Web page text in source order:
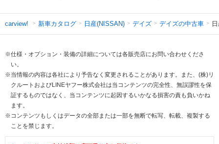
carview! 新車カタログ 日産(NISSAN) デイズ デイズの中古車
※仕様・オプション・装備の詳細については各販売店にお問い合わせくださ
い。
※当情報の内容は各社により予告なく変更されることがあります。また、(株)リ
クルートおよびLINEヤフー株式会社は当コンテンツの完全性、無誤謬性を保
証するものではなく、当コンテンツに起因するいかなる損害の責も負いかね
ます。
※コンテンツもしくはデータの全部または一部を無断で転写、転載、複製する
ことを禁じます。